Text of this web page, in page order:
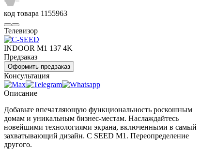
код товара 1155963
Телевизор
INDOOR M1 137 4K
Предзаказ
Оформить предзаказ
Консультация
Описание
Добавьте впечатляющую функциональность роскошным
домам и уникальным бизнес-местам. Наслаждайтесь
новейшими технологиями экрана, включенными в самый
захватывающий дизайн. C SEED M1. Переопределение
другого.